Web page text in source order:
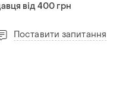
від 400 грн
Поставити запитання